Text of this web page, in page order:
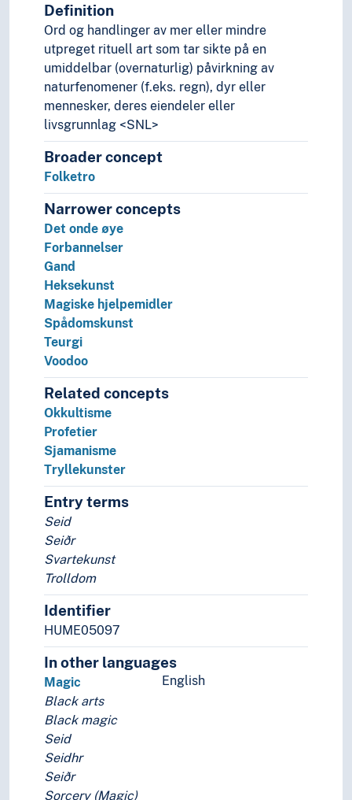
Religionsvitenskap
Rettsvitenskap
Samfunnsvitenskap
Språk
Tid i enheter, stadier og perioder
Definition
Ord og handlinger av mer eller mindre
utpreget rituell art som tar sikte på en
umiddelbar (overnaturlig) påvirkning av
naturfenomener (f.eks. regn), dyr eller
mennesker, deres eiendeler eller
livsgrunnlag <SNL>
Broader concept
Folketro
Narrower concepts
Det onde øye
Forbannelser
Gand
Heksekunst
Magiske hjelpemidler
Spådomskunst
Teurgi
Voodoo
Related concepts
Okkultisme
Profetier
Sjamanisme
Tryllekunster
Entry terms
Seid
Seiðr
Svartekunst
Trolldom
Identifier
HUME05097
In other languages
English
Magic
Black arts
Black magic
Seid
Seidhr
Seiðr
Sorcery (Magic)